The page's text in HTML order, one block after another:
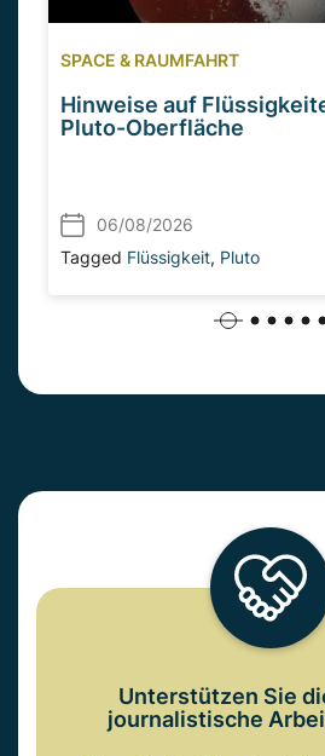
SPACE & RAUMFAHRT
Hinweise auf
Pluto-Oberfläche
06/08/2026
Tagged Flüssigkeit, Pluto
Unterstützen Sie
journalistische